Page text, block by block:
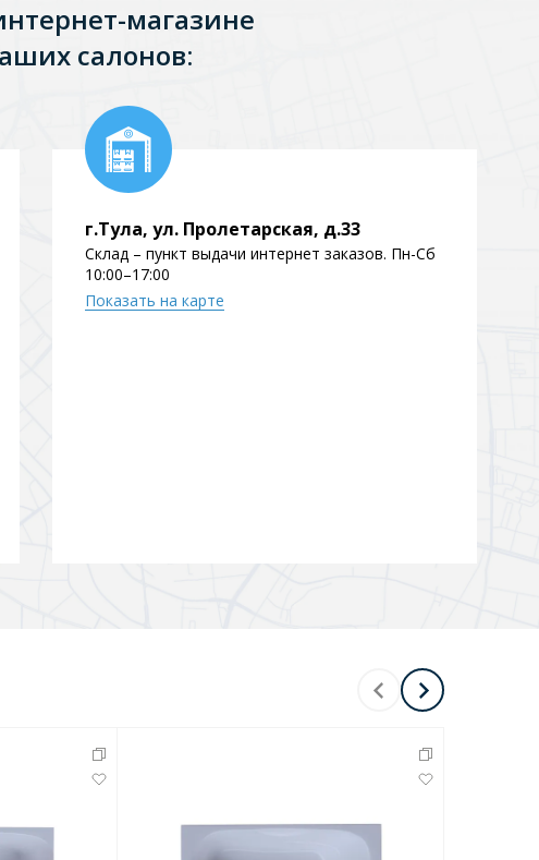
магазине
салонов:
г.Тула, ул. Пролетарская, д.33
Склад – пункт выдачи интернет заказов. Пн-Сб
10:00–17:00
Показать на карте